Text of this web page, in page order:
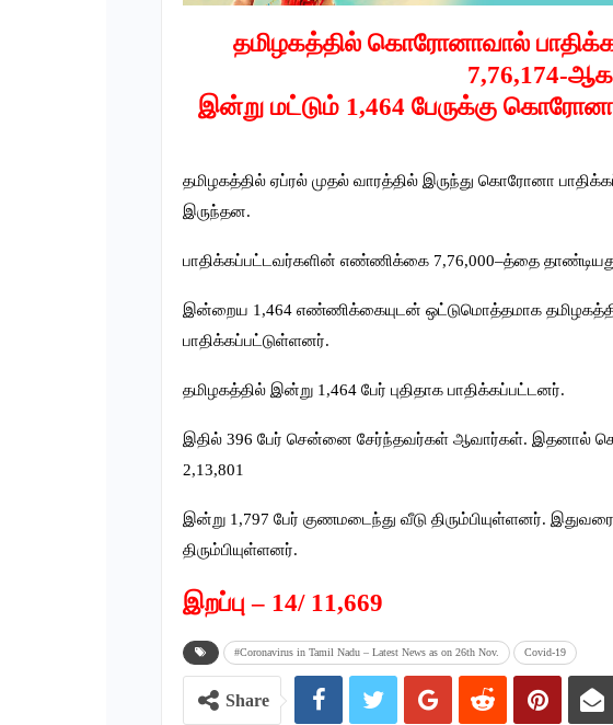
தமிழகத்தில் கொரோனாவால்
7,76,174-ஆக
இன்று மட்டும் 1,464 பேருக்கு கொரோனா
தமிழகத்தில் ஏப்ரல் முதல் வாரத்தில் இருந்து கொரோனா
இருந்தன.
பாதிக்கப்பட்டவர்களின் எண்ணிக்கை 7,76,000–த்தை
இன்றைய 1,464 எண்ணிக்கையுடன் ஒட்டுமொத்தமாக
பாதிக்கப்பட்டுள்ளனர்.
தமிழகத்தில் இன்று 1,464 பேர் புதிதாக பாதிக்கப்பட்டனர்.
இதில் 396 பேர் சென்னை சேர்ந்தவர்கள் ஆவார்கள். இதனால்
2,13,801
இன்று 1,797 பேர் குணமடைந்து வீடு திரும்பியுள்ளனர்.
திரும்பியுள்ளனர்.
இறப்பு – 14/ 11,669
#Coronavirus in Tamil Nadu – Latest News as on 26th Nov. Covid-19
Share